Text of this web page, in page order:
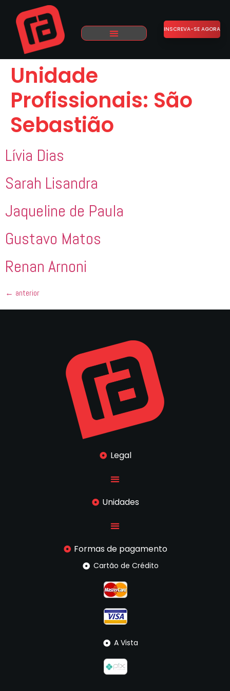
INSCREVA-SE AGORA
Unidade
Profissionais: São
Sebastião
Lívia Dias
Sarah Lisandra
Jaqueline de Paula
Gustavo Matos
Renan Arnoni
← anterior
Legal
Unidades
Formas de pagamento
Cartão de Crédito
A Vista